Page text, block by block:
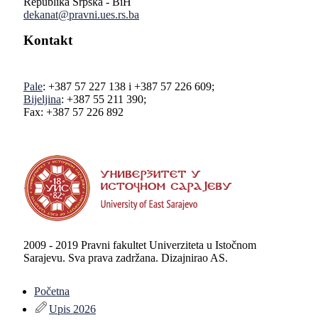
dekanat@pravni.ues.rs.ba
Kontakt
Pale: +387 57 227 138 i +387 57 226 609;
Bijeljina: +387 55 211 390;
Fax: +387 57 226 892
2009 - 2019 Pravni fakultet Univerziteta u Istočnom
Sarajevu. Sva prava zadržana. Dizajnirao AS.
Početna
Upis 2026